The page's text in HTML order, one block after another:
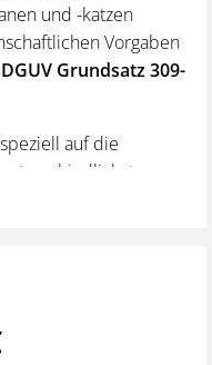
und -katzen
Vorgaben
Grundsatz 309-
auf die